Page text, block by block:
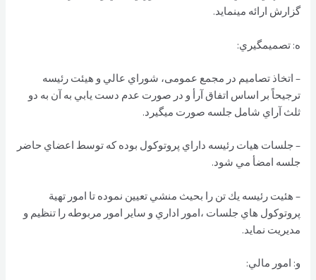
گزارش ارائه مينمايد.
ه: تصميمگيري:
– اتخاذ تصاميم در مجمع عمومی، شوراي عالي و هيئت رئيسه
ترجيحاً بر اساس اتفاق آرأ و در صورت عدم دست يابي به آن به دو
ثلث آراي شامل جلسه صورت ميگيرد.
– جلسات هيات رئيسه داراي پروتوكول بوده كه توسط اعضاي حاضر
جلسه امضأ مي شود.
– هئيت رئيسه يك تن را بحيث منشي تعيين نموده تا امور تهية
پروتوكول هاي جلسات ،امور اداري و ساير امور مربوطه را تنظيم و
مديريت نمايد.
و: امور مالي: